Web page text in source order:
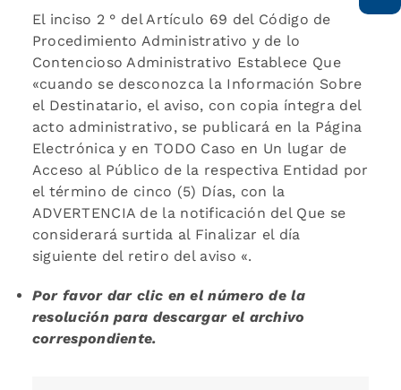
El inciso 2 ° del Artículo 69 del Código de
Procedimiento Administrativo y de lo
Contencioso Administrativo Establece Que
«cuando se desconozca la Información Sobre
el Destinatario, el aviso, con copia íntegra del
acto administrativo, se publicará en la Página
Electrónica y en TODO Caso en Un lugar de
Acceso al Público de la respectiva Entidad por
el término de cinco (5) Días, con la
ADVERTENCIA de la notificación del Que se
considerará surtida al Finalizar el día
siguiente del retiro del aviso «.
Por favor dar clic en el número de la
resolución para descargar el archivo
correspondiente.